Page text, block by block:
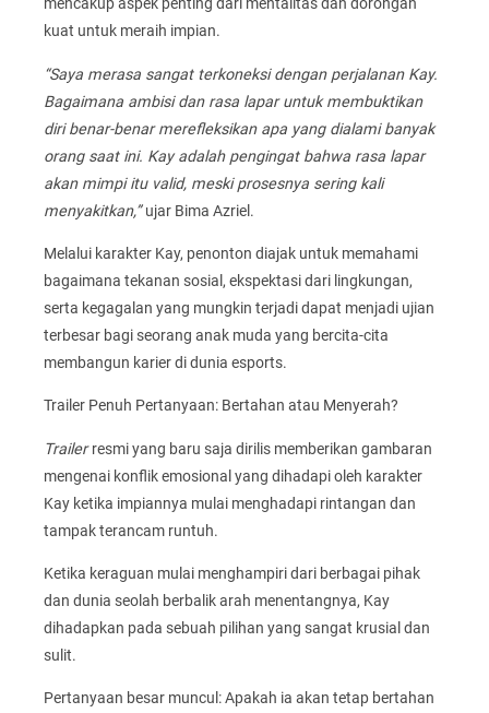
mencakup aspek penting dari mentalitas dan dorongan
kuat untuk meraih impian.
“Saya merasa sangat terkoneksi dengan perjalanan Kay.
Bagaimana ambisi dan rasa lapar untuk membuktikan
diri benar-benar merefleksikan apa yang dialami banyak
orang saat ini. Kay adalah pengingat bahwa rasa lapar
akan mimpi itu valid, meski prosesnya sering kali
menyakitkan,”ujar Bima Azriel.
Melalui karakter Kay, penonton diajak untuk memahami
bagaimana tekanan sosial, ekspektasi dari lingkungan,
serta kegagalan yang mungkin terjadi dapat menjadi ujian
terbesar bagi seorang anak muda yang bercita-cita
membangun karier di dunia esports.
Trailer Penuh Pertanyaan: Bertahan atau Menyerah?
Trailerresmi yang baru saja dirilis memberikan gambaran
mengenai konflik emosional yang dihadapi oleh karakter
Kay ketika impiannya mulai menghadapi rintangan dan
tampak terancam runtuh.
Ketika keraguan mulai menghampiri dari berbagai pihak
dan dunia seolah berbalik arah menentangnya, Kay
dihadapkan pada sebuah pilihan yang sangat krusial dan
sulit.
Pertanyaan besar muncul: Apakah ia akan tetap bertahan